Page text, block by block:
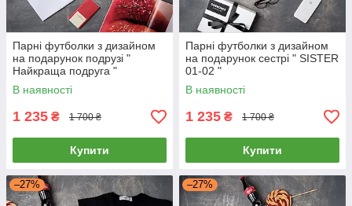
Парні футболки з дизайном
на подарунок подрузі "
Найкраща подруга "
В наявності
1 235 ₴ 1 700 ₴
Купити
Парні футболки з дизайном
на подарунок сестрі " SISTER
01-02 "
В наявності
1 235 ₴ 1 700 ₴
Купити
–27% –27%